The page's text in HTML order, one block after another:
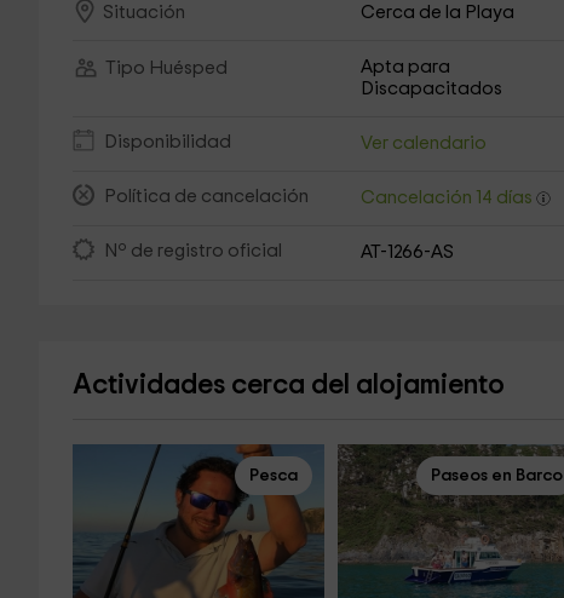
Situación Cerca de la Playa
Tipo Huésped
Apta para
Discapacitados
Disponibilidad Ver calendario
Política de cancelación Cancelación 14 días
Nº de registro oficial AT-1266-AS
Actividades cerca del alojamiento
Pesca Paseos en Barco